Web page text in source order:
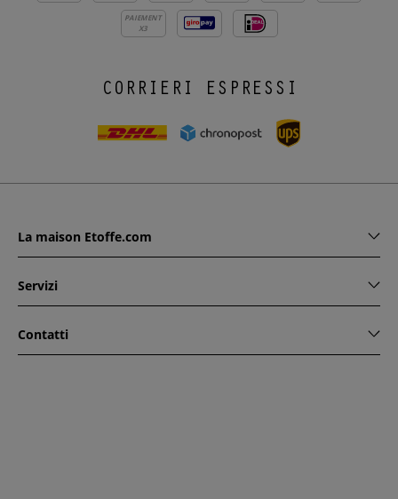
PAIEMENT
X3
CORRIERI ESPRESSI
La maison Etoffe.com
Servizi
Contatti